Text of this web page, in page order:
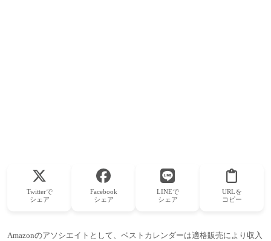
Twitterで
シェア
Facebook
シェア
LINEで
シェア
URLを
コピー
Amazonのアソシエイトとして、ベストカレンダーは適格販売により収入